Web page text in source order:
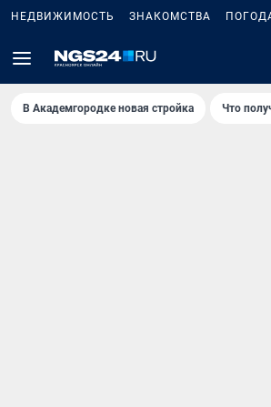
НЕДВИЖИМОСТЬ ЗНАКОМСТВА
В Академгородке новая стройка Что